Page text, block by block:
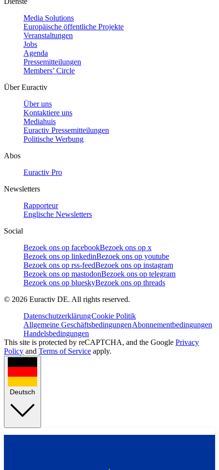
Media Solutions
Europäische öffentliche Projekte
Veranstaltungen
Jobs
Agenda
Pressemitteilungen
Members’ Circle
Über Euractiv
Über uns
Kontaktiere uns
Mediahuis
Euractiv Pressemitteilungen
Politische Werbung
Abos
Euractiv Pro
Newsletters
Rapporteur
Englische Newsletters
Social
Bezoek ons op facebookBezoek ons op x
Bezoek ons op linkedinBezoek ons op youtube
Bezoek ons op rss-feedBezoek ons op instagram
Bezoek ons op mastodonBezoek ons op telegram
Bezoek ons op blueskyBezoek ons op threads
© 2026 Euractiv DE. All rights reserved.
DatenschutzerklärungCookie Politik
Allgemeine GeschäftsbedingungenAbonnementbedingungen
Handelsbedingungen
This site is protected by reCAPTCHA, and the Google Privacy
Policy and Terms of Service apply.
Deutsch